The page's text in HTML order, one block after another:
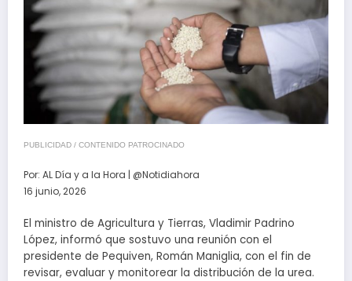
PUBLICIDAD / CONTENIDO PATROCINADO
Por: AL Día y a la Hora | @Notidiahora
16 junio, 2026
El ministro de Agricultura y Tierras, Vladimir Padrino
López, informó que sostuvo una reunión con el
presidente de Pequiven, Román Maniglia, con el fin de
revisar, evaluar y monitorear la distribución de la urea.